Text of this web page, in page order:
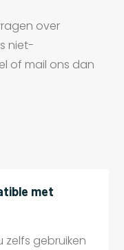
over
niet-
of mail ons dan
met
zelfs gebruiken